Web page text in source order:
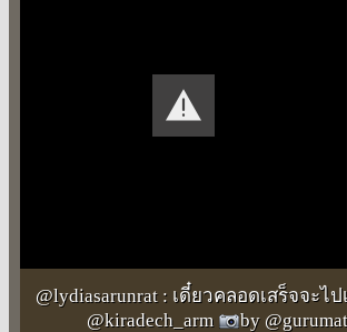
@lydiasarunrat : เดี๋ยวคลอดเสร็จจะไ
@kiradech_arm
by